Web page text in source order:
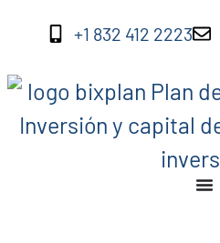
+1 832 412 2223